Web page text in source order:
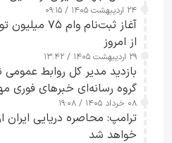
کامل مردم تا ۲۴ ساعت آینده
۲۴ اردیبهشت ۱۴۰۵ / ۰۹:۱۵
آغاز ثبت‌نام
از امروز
۲۹ اردیبهشت ۱۴۰۵ / ۱۳:۴۲
بازدید مدیر کل روابط
گروه رسانه‌ای خبرهای فوری
رسانه‌های هوشمند و مسئول
۰۸ خرداد ۱۴۰۵ / ۱۹:۰۸
ترامپ: محاصره دریایی ایران
خواهد شد